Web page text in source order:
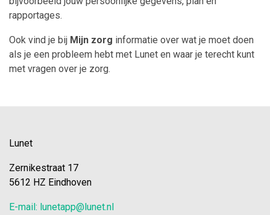
rapportages.
Ook vind je bij Mijn zorg informatie over wat je moet doen
als je een probleem hebt met Lunet en waar je terecht kunt
met vragen over je zorg.
Lunet
Zernikestraat 17
5612 HZ Eindhoven
E-mail: lunetapp@lunet.nl